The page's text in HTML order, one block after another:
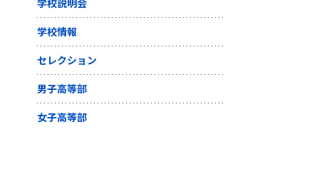
学校説明会
学校情報
セレクション
男子高等部
女子高等部